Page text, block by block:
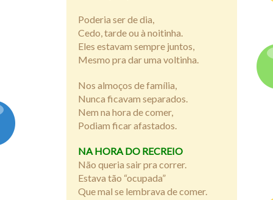
Poderia ser de dia,
Cedo, tarde ou à noitinha.
Eles estavam sempre juntos,
Mesmo pra dar uma voltinha.
Nos almoços de família,
Nunca ficavam separados.
Nem na hora de comer,
Podiam ficar afastados.
NA HORA DO RECREIO
Não queria sair pra correr.
Estava tão “ocupada”
Que mal se lembrava de comer.